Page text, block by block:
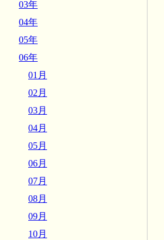
03年
04年
05年
06年
01月
02月
03月
04月
05月
06月
07月
08月
09月
10月